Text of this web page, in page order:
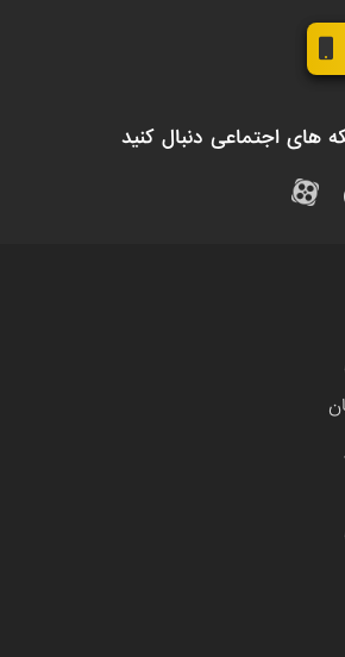
های اجتماعی دنبال کنید